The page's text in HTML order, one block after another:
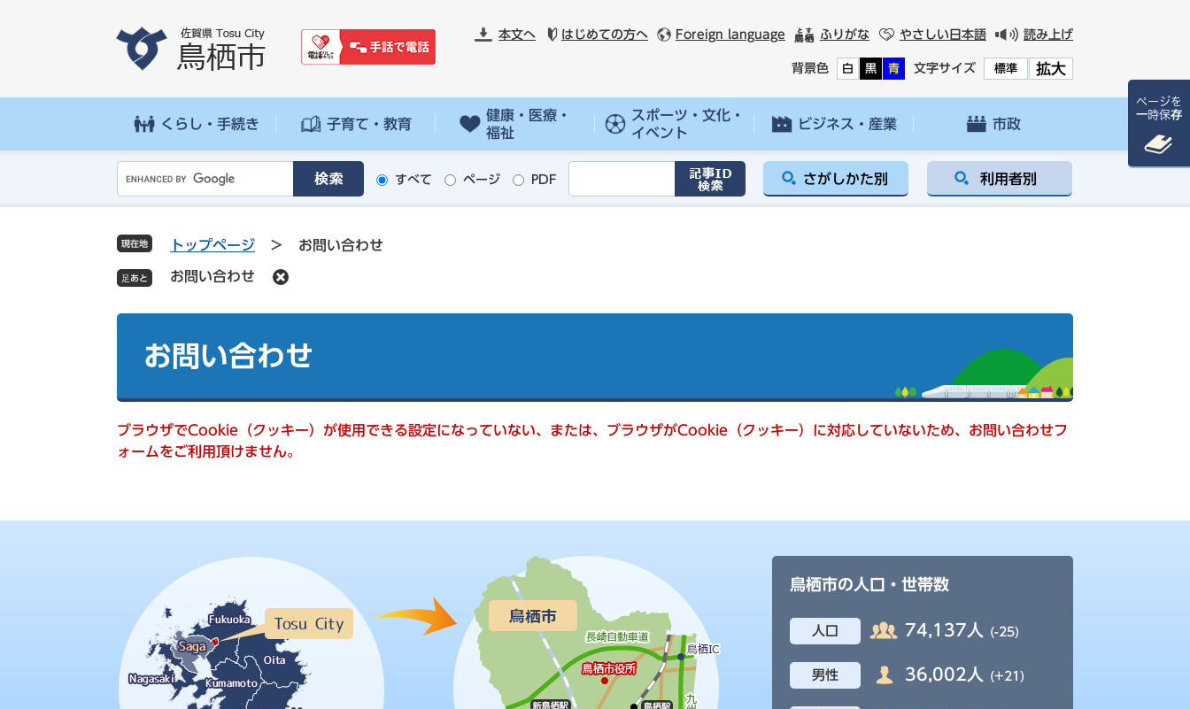
先
を
本文へ はじめての方へ Foreign language ふりがな やさしい日本語 読み上げ
背景色 白 黒 青 文字サイズ 標準 拡大
くらし・手続き 子育て・教育
健康・医療・
福祉
スポーツ・文化・
イベント
ビジネス・産業 市政
o
g
l
e
ス
索
すべて ページ PDF さがしかた別 利用者別
現在地 トップページ > お問い合わせ
お問い合わせ
お問い合わせ
ブラウザでCookie（クッキー）が使用できる設定になっていない、または、ブラウザがCookie（クッキー）に対応していないため、お問い合わせフ
ォームをご利用頂けません。
鳥栖市の人口・世帯数
人口 74,137人 (-25)
男性 36,002人 (+21)
ページを
一時保存